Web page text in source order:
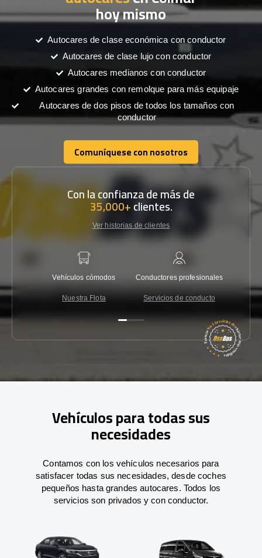
hoy mismo
Autocares de clase económica con conductor
Autocares de clase lujo con conductor
Autocares medianos con conductor
Autocares grandes con remolque para más equipaje
Autocares de dos pisos de todos los tamaños con
conductor
Comuníquese con nosotros
Comuníquese con nosotros
Con la confianza de más de
35,000+clientes.
Ver historias de clientes
Vehículos cómodos
Nuestra Flota
Conductores profesionales
Servicios de conducto
Vehículos para todas sus
necesidades
Contamos con los vehículos necesarios para
satisfacer todas sus necesidades, desde coches
pequeños hasta grandes autocares. Todos los
servicios son privados y con conductor.